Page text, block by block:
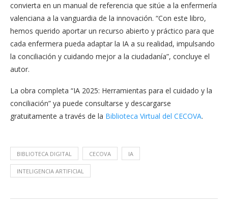
convierta en un manual de referencia que sitúe a la enfermería
valenciana a la vanguardia de la innovación. “Con este libro,
hemos querido aportar un recurso abierto y práctico para que
cada enfermera pueda adaptar la IA a su realidad, impulsando
la conciliación y cuidando mejor a la ciudadanía”, concluye el
autor.
La obra completa “IA 2025: Herramientas para el cuidado y la
conciliación” ya puede consultarse y descargarse
gratuitamente a través de la Biblioteca Virtual del CECOVA.
BIBLIOTECA DIGITAL CECOVA IA
INTELIGENCIA ARTIFICIAL